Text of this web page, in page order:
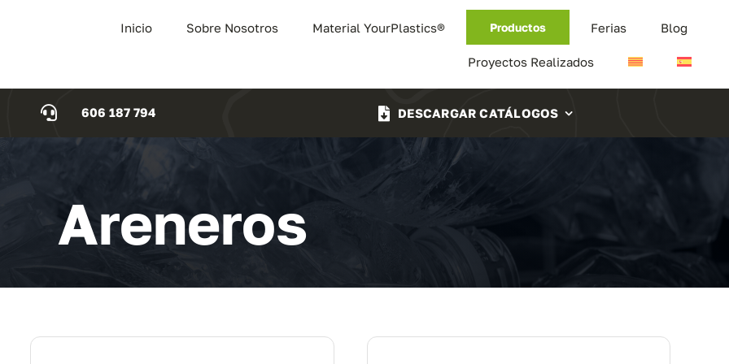
Inicio Sobre Nosotros Material YourPlastics® Productos Ferias Blog
Proyectos Realizados
606 187 794 DESCARGAR CATÁLOGOS
Areneros